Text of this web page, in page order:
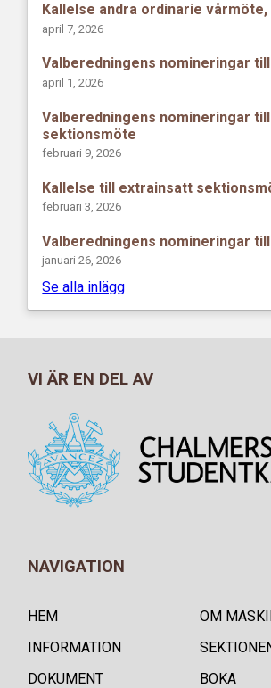
Kallelse andra ordinarie vårmöte,
april 7, 2026
Valberedningens nomineringar
april 1, 2026
Valberedningens nomineringar
sektionsmöte
februari 9, 2026
Kallelse till extrainsatt
februari 3, 2026
Valberedningens nomineringar
januari 26, 2026
Se alla inlägg
VI ÄR EN DEL AV
NAVIGATION
HEM
OM
INFORMATION
DOKUMENT
BOKA